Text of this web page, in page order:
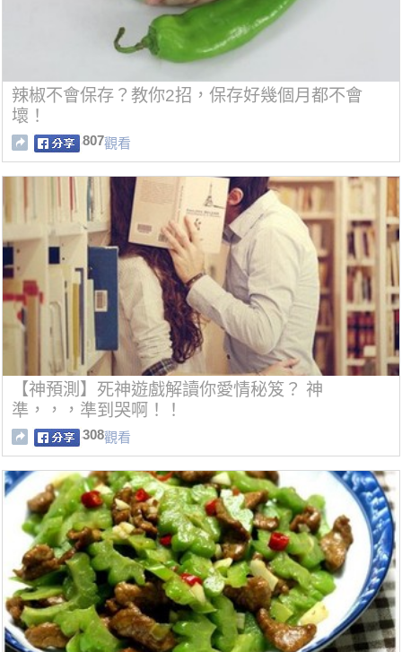
辣椒不會保存？教你2招，保存好幾個月都不會
壞！
807觀看
【神預測】死神遊戲解讀你愛情秘笈？ 神
準，，，準到哭啊！！
308觀看